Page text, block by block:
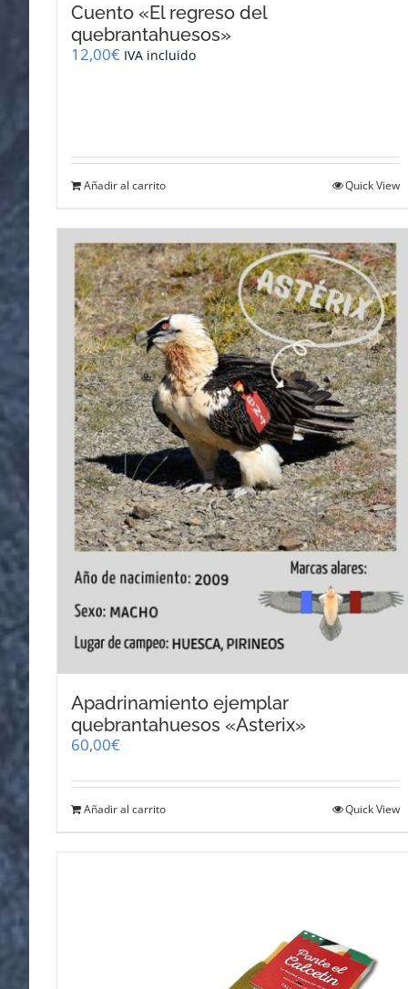
Cuento «El regreso del
quebrantahuesos»
12,00€ IVA incluido
Añadir al carrito Quick View
Apadrinamiento ejemplar
quebrantahuesos «Asterix»
60,00€
Añadir al carrito Quick View